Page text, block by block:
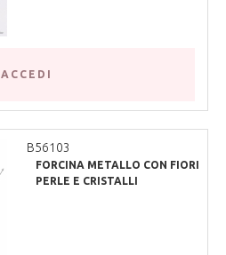
ACCEDI
B56103
FORCINA METALLO CON FIORI
PERLE E CRISTALLI